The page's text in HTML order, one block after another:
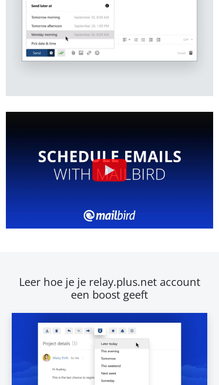
Leer hoe je je relay.plus.net account
een boost geeft